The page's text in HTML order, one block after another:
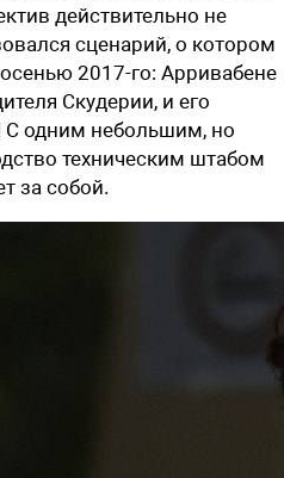
действительно не
сценарий, о котором
2017-го: Арривабене
Скудерии, и его
С одним небольшим, но
техническим штабом
за собой.